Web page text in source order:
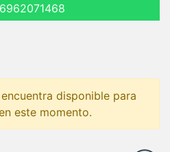
disponible para
este momento.